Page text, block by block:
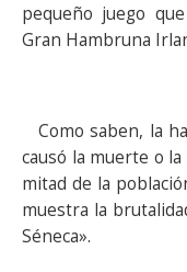
pequeño juego
Gran Hambruna
Como saben, la
causó la muerte o
mitad de la
muestra la
Séneca».